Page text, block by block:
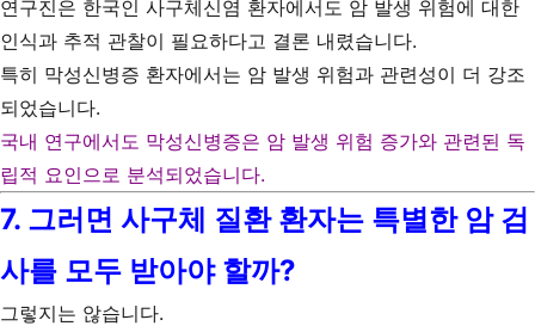
연구진은 한국인 사구체신염 환자에서도 암 발생 위험에 대한
인식과 추적 관찰이 필요하다고 결론 내렸습니다.
특히 막성신병증 환자에서는 암 발생 위험과 관련성이 더 강조
되었습니다.
국내 연구에서도 막성신병증은 암 발생 위험 증가와 관련된 독
립적 요인으로 분석되었습니다.
7. 그러면 사구체 질환 환자는 특별한 암 검
사를 모두 받아야 할까?
그렇지는 않습니다.